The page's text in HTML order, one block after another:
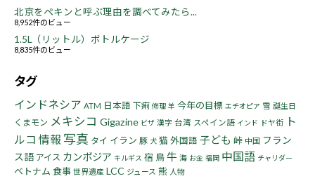
北京をペキンと呼ぶ理由を調べてみたら...
8,952件のビュー
1.5L（リットル）ボトルケージ
8,835件のビュー
タグ
インドネシア ATM 日本語 下痢 修理 羊 今年の目標 エチオピア 雪 誕生日
くまモン メキシコ Gigazine ビザ 漢字 台湾 スペイン語 インド ドヤ街
ト
ルコ 情報 写真 タイ イラン 豚 犬 猫 外国語 子ども 峠 中国 フラン
ス語 アイス カンボジア キルギス 宿 鳥牛 海 お金 福岡 中国語 チャリダー
ベトナム 食事 世界遺産 LCC ジュース 熊 人物